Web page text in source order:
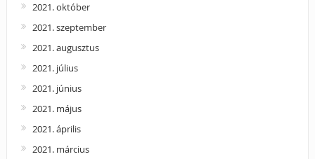
2021. október
2021. szeptember
2021. augusztus
2021. július
2021. június
2021. május
2021. április
2021. március